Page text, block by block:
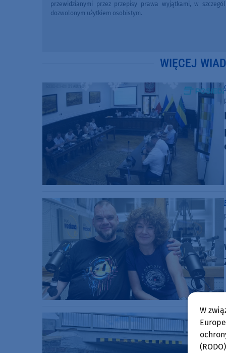
przewidzianymi przez przepisy prawa wyjątkami, w
dozwolonym użytkiem osobistym.
WIĘCEJ
W